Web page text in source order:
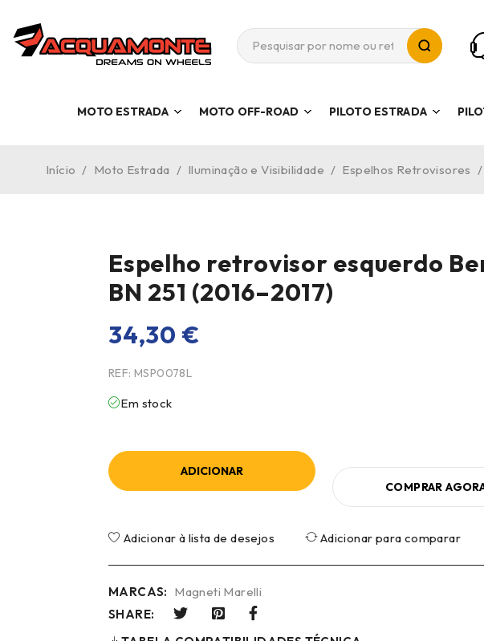
MOTO ESTRADA MOTO OFF-ROAD PILOTO ESTRADA
Início / Moto Estrada / Iluminação e Visibilidade / Espelhos Retrovisores /
Espelho retrovisor esquerdo
BN 251 (2016–2017)
34,30 €
REF: MSP0078L
Em stock
ADICIONAR
COMPRAR
Adicionar à lista de desejos Adicionar para comparar
MARCAS: Magneti Marelli
SHARE: